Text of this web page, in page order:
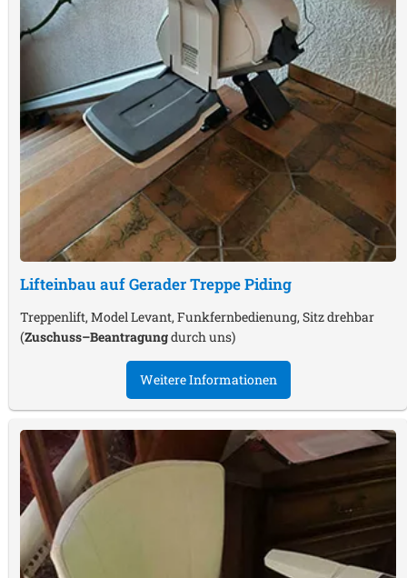
Lifteinbau auf Gerader TreppePiding
Treppenlift, Model Levant, Funkfernbedienung, Sitz drehbar
(Zuschuss–Beantragungdurch uns)
Weitere Informationen